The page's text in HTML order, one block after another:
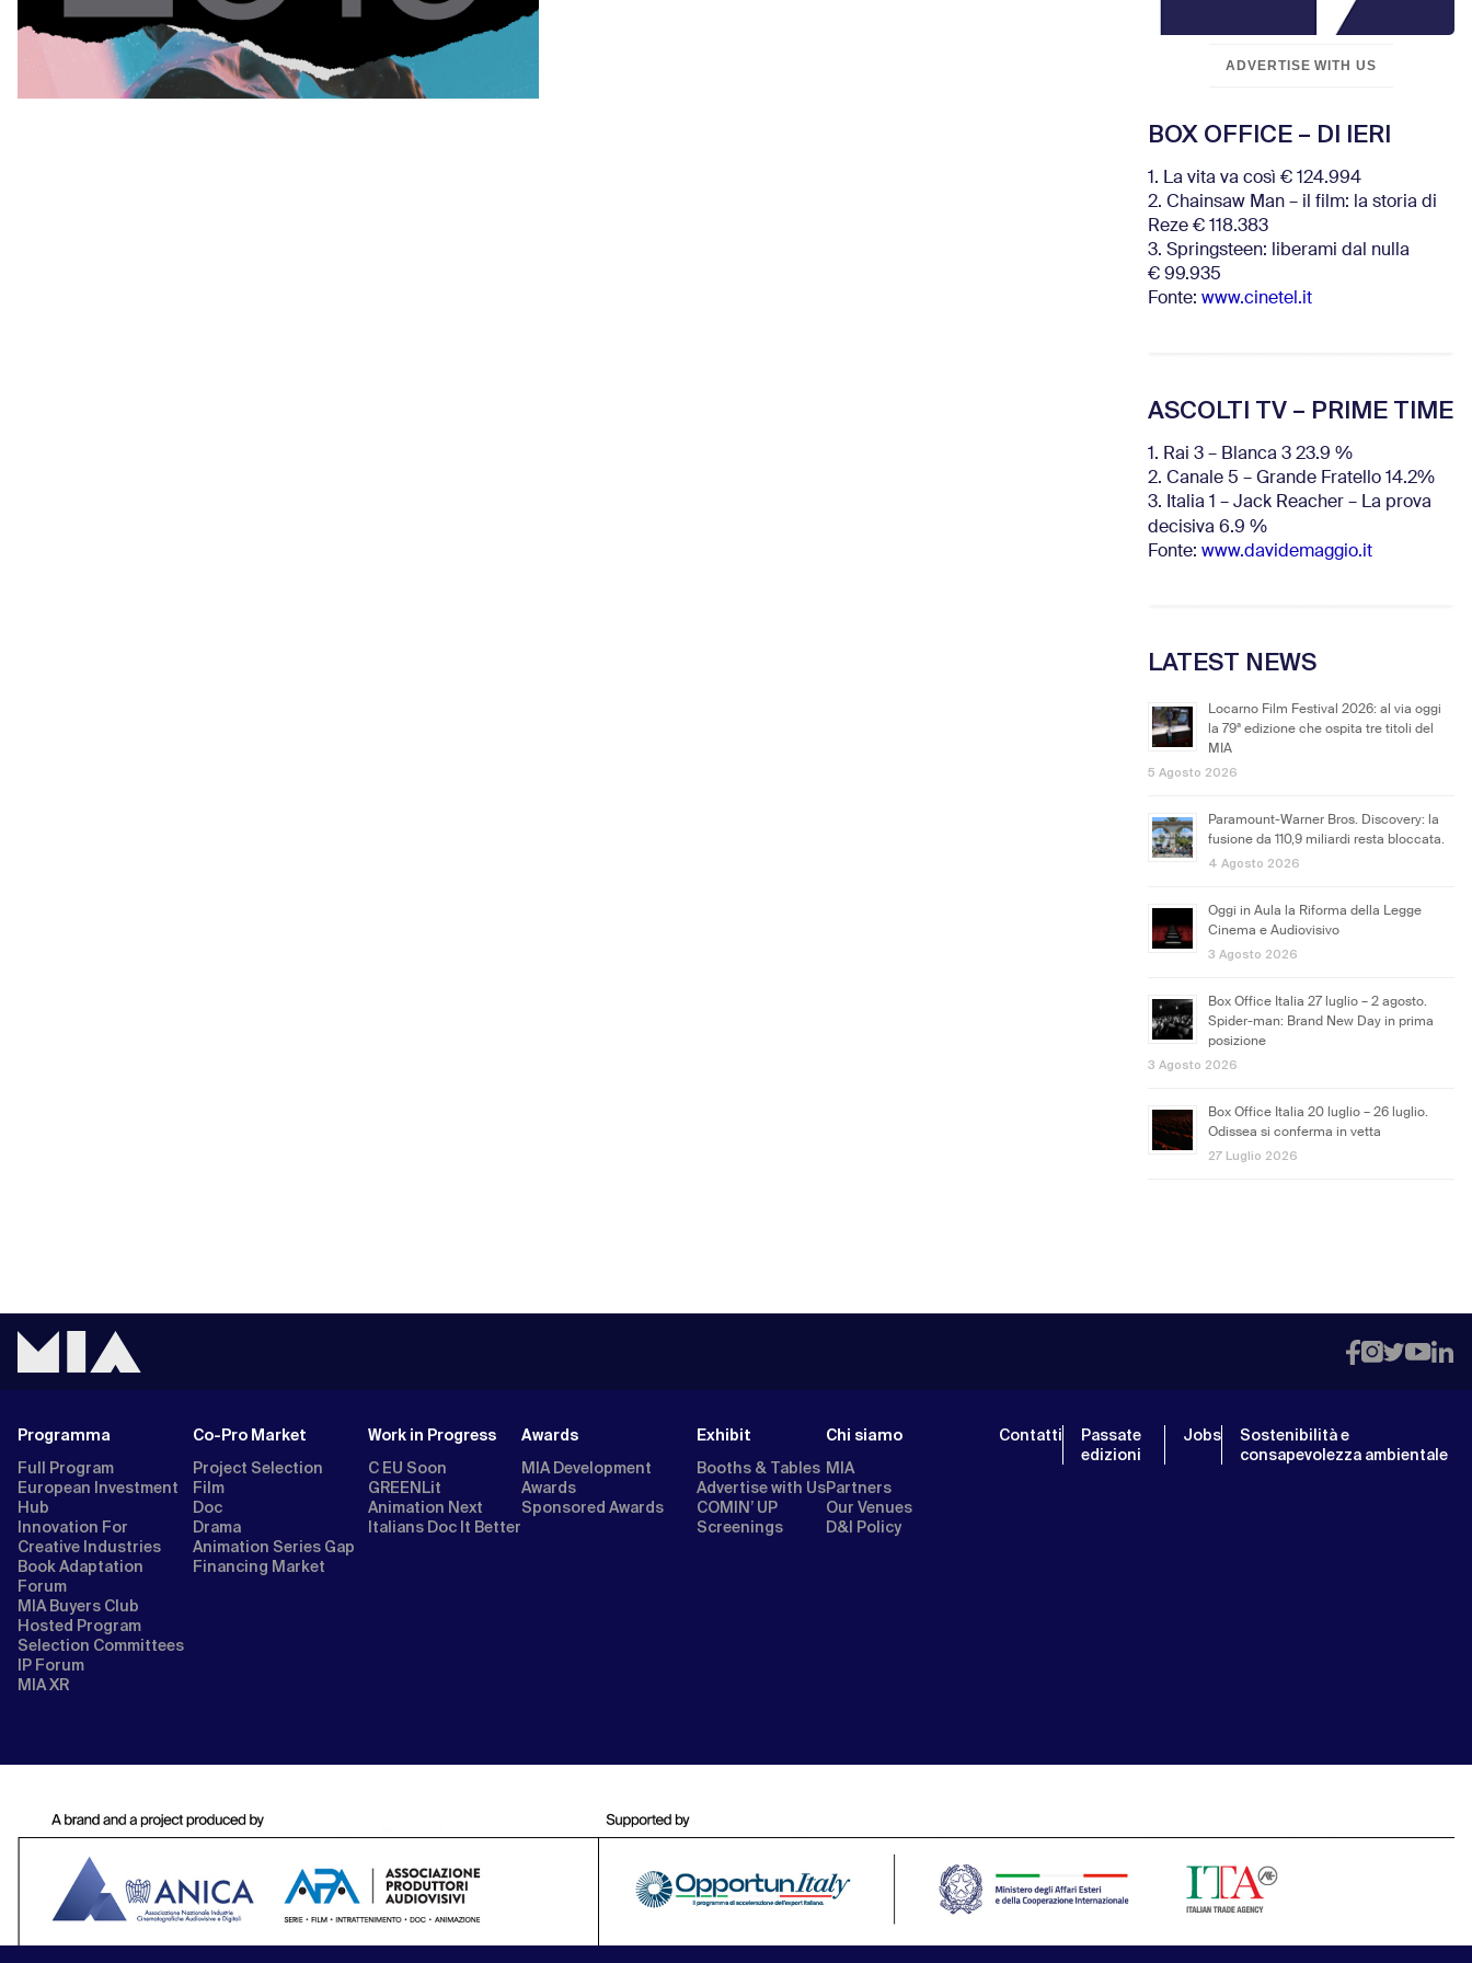
ADVERTISE WITH US
BOX OFFICE – DI IERI
1. La vita va così € 124.994
2. Chainsaw Man – il film: la storia di
Reze € 118.383
3. Springsteen: liberami dal nulla
€ 99.935
Fonte: www.cinetel.it
ASCOLTI TV – PRIME TIME
1. Rai 3 – Blanca 3 23.9 %
2. Canale 5 – Grande Fratello 14.2%
3. Italia 1 – Jack Reacher – La prova
decisiva 6.9 %
Fonte: www.davidemaggio.it
LATEST NEWS
Locarno Film Festival 2026: al via oggi
la 79ª edizione che ospita tre titoli del
MIA
5 Agosto 2026
Paramount-Warner Bros. Discovery: la
fusione da 110,9 miliardi resta bloccata.
4 Agosto 2026
Oggi in Aula la Riforma della Legge
Cinema e Audiovisivo
3 Agosto 2026
Box Office Italia 27 luglio – 2 agosto.
Spider-man: Brand New Day in prima
posizione
3 Agosto 2026
Box Office Italia 20 luglio – 26 luglio.
Odissea si conferma in vetta
27 Luglio 2026
Programma
Full Program
European Investment
Hub
Innovation For
Creative Industries
Book Adaptation
Forum
MIA Buyers Club
Hosted Program
Selection Committees
IP Forum
MIA XR
Co-Pro Market
Project Selection
Film
Doc
Drama
Animation Series Gap
Financing Market
Work in Progress
C EU Soon
GREENLit
Animation Next
Italians Doc It Better
Awards
MIA Development
Awards
Sponsored Awards
Exhibit
Booths & Tables
Advertise with Us
COMIN’ UP
Screenings
Chi siamo
MIA
Partners
Our Venues
D&I Policy
Contatti
Passate
edizioni
Jobs
Sostenibilità e
consapevolezza ambientale